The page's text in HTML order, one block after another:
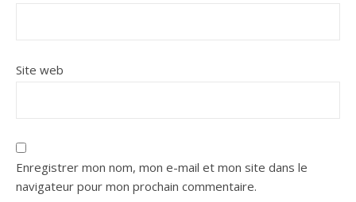
Site web
Enregistrer mon nom, mon e-mail et mon site dans le
navigateur pour mon prochain commentaire.